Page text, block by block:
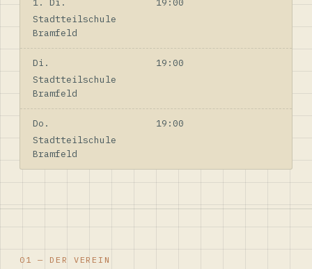
1. Di.
19:00
Stadtteilschule
Bramfeld
Di.
19:00
Stadtteilschule
Bramfeld
Do.
19:00
Stadtteilschule
Bramfeld
01 — DER VEREIN